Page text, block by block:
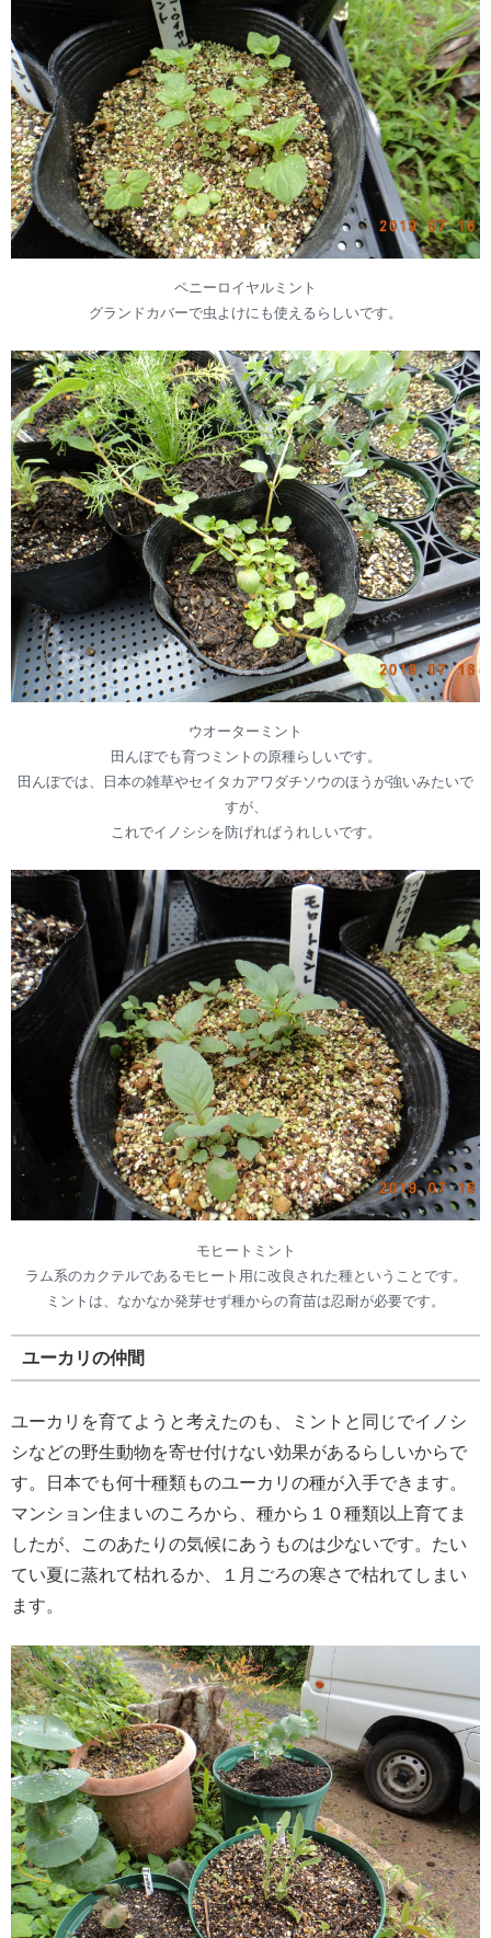
ペニーロイヤルミント
グランドカバーで虫よけにも使えるらしいです。
ウオーターミント
田んぼでも育つミントの原種らしいです。
田んぼでは、日本の雑草やセイタカアワダチソウのほうが強いみたいで
すが、
これでイノシシを防げればうれしいです。
モヒートミント
ラム系のカクテルであるモヒート用に改良された種ということです。
ミントは、なかなか発芽せず種からの育苗は忍耐が必要です。
ユーカリの仲間
ユーカリを育てようと考えたのも、ミントと同じでイノシ
シなどの野生動物を寄せ付けない効果があるらしいからで
す。日本でも何十種類ものユーカリの種が入手できます。
マンション住まいのころから、種から１０種類以上育てま
したが、このあたりの気候にあうものは少ないです。たい
てい夏に蒸れて枯れるか、１月ごろの寒さで枯れてしまい
ます。